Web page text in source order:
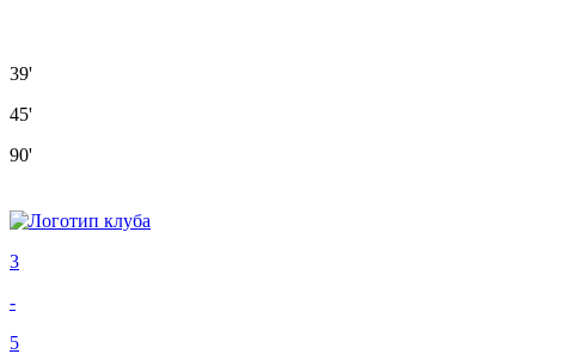
39'
45'
90'
3
-
5